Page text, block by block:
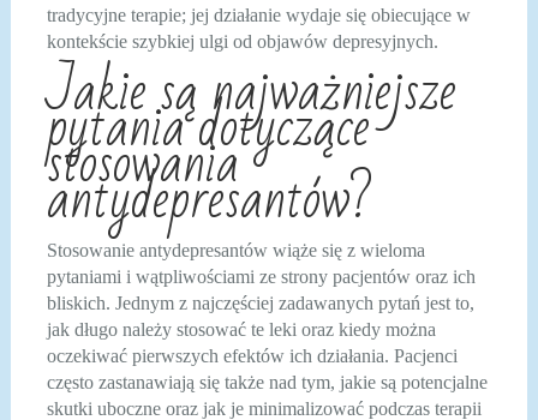
tradycyjne terapie; jej działanie wydaje się obiecujące w
kontekście szybkiej ulgi od objawów depresyjnych.
Jakie są najważniejsze
pytania dotyczące
stosowania
antydepresantów?
Stosowanie antydepresantów wiąże się z wieloma
pytaniami i wątpliwościami ze strony pacjentów oraz ich
bliskich. Jednym z najczęściej zadawanych pytań jest to,
jak długo należy stosować te leki oraz kiedy można
oczekiwać pierwszych efektów ich działania. Pacjenci
często zastanawiają się także nad tym, jakie są potencjalne
skutki uboczne oraz jak je minimalizować podczas terapii